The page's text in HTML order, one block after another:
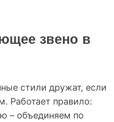
звено в
стили дружат, если
Работает правило:
– объединяем по